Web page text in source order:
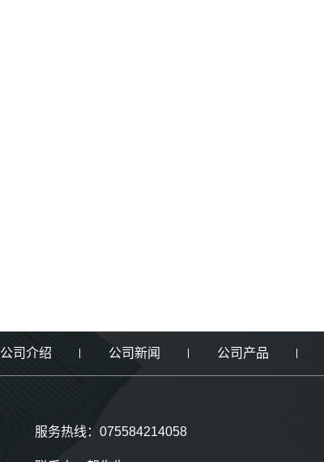
公司介绍 公司新闻 公司产品
服务热线：075584214058